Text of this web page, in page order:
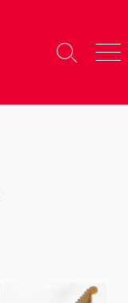
検
り
メ
ー